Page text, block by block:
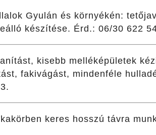
Gyulán és környékén:
készítése. Érd.: 06/30 622
kisebb melléképületek
fakivágást, mindenféle
keres hosszú távra